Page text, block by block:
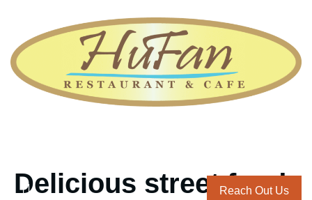
Reach Out Us
Delicious street food